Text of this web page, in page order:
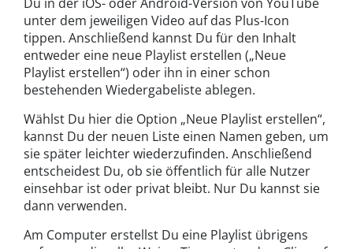
unter dem jeweiligen Video auf das Plus-Icon
tippen. Anschließend kannst Du für den Inhalt
entweder eine neue Playlist erstellen („Neue
Playlist erstellen“) oder ihn in einer schon
bestehenden Wiedergabeliste ablegen.
Wählst Du hier die Option „Neue Playlist erstellen“,
kannst Du der neuen Liste einen Namen geben, um
sie später leichter wiederzufinden. Anschließend
entscheidest Du, ob sie öffentlich für alle Nutzer
einsehbar ist oder privat bleibt. Nur Du kannst sie
dann verwenden.
Am Computer erstellst Du eine Playlist übrigens